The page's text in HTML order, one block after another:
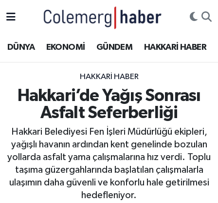
DÜNYA EKONOMİ GÜNDEM HAKKARİ HABER
HAKKARI HABER
Hakkari’de Yağış Sonrası
Asfalt Seferberliği
Hakkari Belediyesi Fen İşleri Müdürlüğü ekipleri,
yağışlı havanın ardından kent genelinde bozulan
yollarda asfalt yama çalışmalarına hız verdi. Toplu
taşıma güzergahlarında başlatılan çalışmalarla
ulaşımın daha güvenli ve konforlu hale getirilmesi
hedefleniyor.
ASAYİŞ
DOĞA
DÜNYA
EĞİTİM
EKONOMİ
Hakkâri Hava Durumu
Hakkari Namaz Vakitleri
Hakkâri Trafik Yoğunluk Haritası
Süper Lig Puan Durumu ve Fikstür
Tüm Manşetler
Son Dakika Haberleri